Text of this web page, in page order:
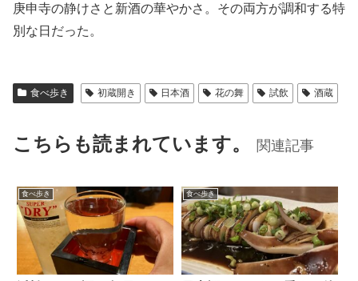
庚申寺の静けさと新酒の華やかさ。その両方が調和する特
別な日だった。
食べ歩き 初蔵開き 日本酒 花の舞 試飲 酒蔵
こちらも読まれています。 関連記事
食べ歩き 食べ歩き